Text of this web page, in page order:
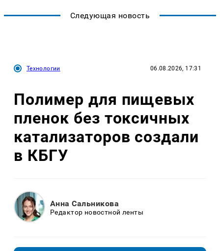
Следующая новость
Технологии 06.08.2026, 17:31
Полимер для пищевых
пленок без токсичных
катализаторов создали
в КБГУ
Анна Сальникова
Редактор новостной ленты